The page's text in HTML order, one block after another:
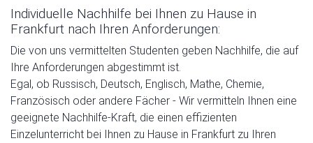
Individuelle Nachhilfe bei Ihnen zu Hause in
Frankfurt nach Ihren Anforderungen:
Die von uns vermittelten Studenten geben Nachhilfe, die auf
Ihre Anforderungen abgestimmt ist.
Egal, ob Russisch, Deutsch, Englisch, Mathe, Chemie,
Französisch oder andere Fächer - Wir vermitteln Ihnen eine
geeignete Nachhilfe-Kraft, die einen effizienten
Einzelunterricht bei Ihnen zu Hause in Frankfurt zu Ihren